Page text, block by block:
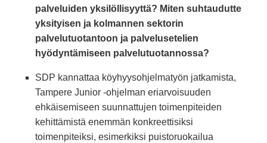
palveluiden yksilöllisyyttä? Miten suhtaudutte
yksityisen ja kolmannen sektorin
palvelutuotantoon ja palvelusetelien
hyödyntämiseen palvelutuotannossa?
SDP kannattaa köyhyysohjelmatyön jatkamista,
Tampere Junior -ohjelman eriarvoisuuden
ehkäisemiseen suunnattujen toimenpiteiden
kehittämistä enemmän konkreettisiksi
toimenpiteiksi, esimerkiksi puistoruokailua